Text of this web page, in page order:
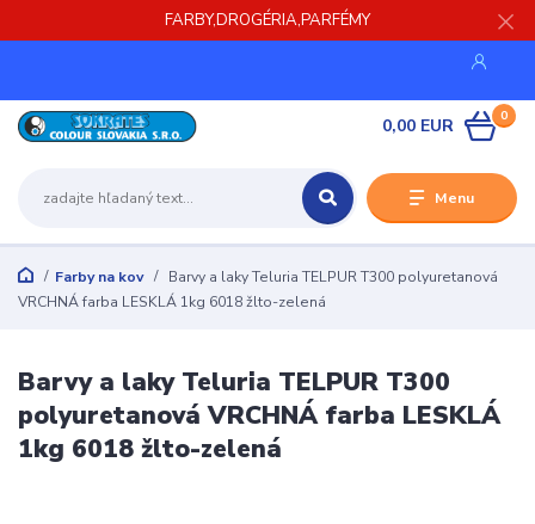
FARBY,DROGÉRIA,PARFÉMY
Menu
0
0,00 EUR
Farby na kov
Barvy a laky Teluria TELPUR T300 polyuretanová
VRCHNÁ farba LESKLÁ 1kg 6018 žlto-zelená
Barvy a laky Teluria TELPUR T300
polyuretanová VRCHNÁ farba LESKLÁ
1kg 6018 žlto-zelená